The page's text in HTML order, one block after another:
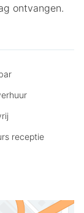
ontvangen.
receptie